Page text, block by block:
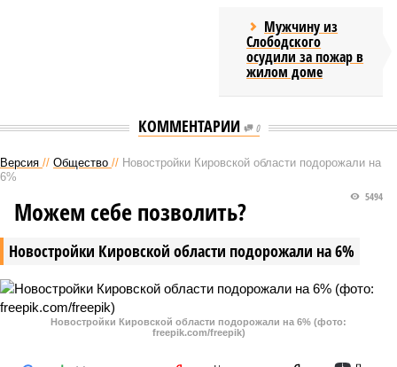
Мужчину из
Слободского
осудили за пожар в
жилом доме
КОММЕНТАРИИ 0
Версия // Общество // Новостройки Кировской области подорожали на
6%
Новостройки Кировской области подорожали на 6%
5494
Можем себе позволить?
Новостройки Кировской области подорожали на 6% (фото:
freepik.com/freepik)